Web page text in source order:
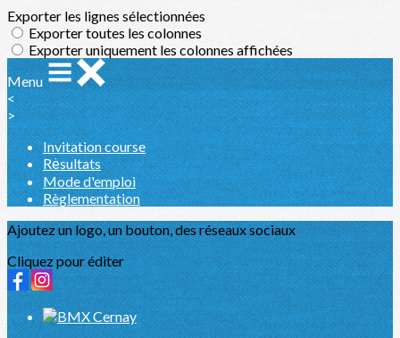
Exporter les lignes sélectionnées
Exporter toutes les colonnes
Exporter uniquement les colonnes affichées
Menu
<
>
Invitation course
Rėsultats
Mode d'emploi
Règlementation
Ajoutez un logo, un bouton, des réseaux sociaux
Cliquez pour éditer